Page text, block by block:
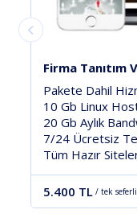
Villa
Pakete
1 Yıl
10 Gb Aylık
Ücretsiz
SSL
9.400 TL /